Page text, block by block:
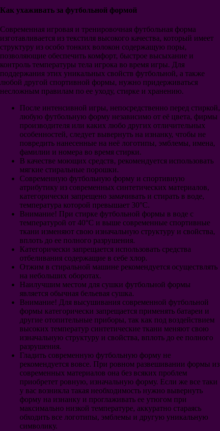
Реал Бетис
Манчестер Юнайтед
Челси
Манчестер Сити
Ливерпуль
Тоттенхэм
Вест Хэм Юнайтед
Лестер Сити
Эвертон
Ньюкасл Юнайтед
Вулверхэмптон
Астон Вилла
Бавария
Боруссия Дортмунд
РБ Лейпциг
Шальке 04
Байер 04 Леверкузен
Вердер Бремен
ПСЖ
Монако
Лион
Марсель
Лилль
Ювентус
Милан
Интер
Рома
Наполи
Лацио
Аталанта
Фиорентина
ПСВ
Аякс
Фейеноорд
Галатасарай
Интер Майами
Гэлакси
Сантос
Ривер Плейт
Бока Хуниорс
Порту
Бенфика
Спортинг
Селтик
Аль-Наср Эр-Рияд
Аль-Хиляль Эр-Рияд
Аль-Иттихад
Как ухаживать за футбольной формой
Современная игровая и тренировочная футбольная форма
изготавливается из текстиля высокого качества, который имеет
структуру из особо тонких волокон содержащую поры,
позволяющие обеспечить комфорт, быстрое высыхание и
контроль температуры тела игрока во время игры. Для
поддержания этих уникальных свойств футбольной, а также
любой другой спортивной формы, нужно придерживаться
несложным правилам по ее уходу, стирке и хранению.
После интенсивной игры, непосредственно перед стиркой,
любую футбольную форму независимо от её цвета, фирмы
производителя или каких любо других отличительных
особенностей, следует вывернуть на изнанку, чтобы не
повредить нанесенные на неё логотипы, эмблемы, имена,
фамилии и номера во время стирки.
В качестве моющих средств, рекомендуется использовать
мягкие стиральные порошки.
Современную футбольную форму и спортивную
атрибутику из современных синтетических материалов,
категорически запрещено замачивать и стирать в воде,
температура которой превышает 30°С.
Внимание! При стирке футбольной формы в воде с
температурой от 40°С и выше современные спортивные
ткани изменяют свою изначальную структуру и свойства,
вплоть до ее полного разрушения.
Категорически запрещается использовать средства
отбеливания содержащие в себе хлор.
Отжим в стиральной машине рекомендуется осуществлять
на небольших оборотах.
Наилучшим местом для сушки футбольной формы
является обычная бельевая сушка.
Внимание! Для высушивания современной футбольной
формы категорически запрещается применять батареи и
другие отопительные приборы, так как под воздействием
высоких температур синтетические ткани меняют свою
изначальную структуру и свойства, вплоть до ее полного
разрушения.
Гладить современную футбольную форму не
рекомендуется вовсе. При ровном развешивании формы из
современных материалов она без всяких проблем
приобретет ровную, изначальную форму. Если же все таки
у вас возникла такая необходимость нужно вывернуть
форму на изнанку и проглаживать ее утюгом при
максимально низкой температуре, аккуратно стараясь
обходить все логотипы, эмблемы и другую уникальную
символику.